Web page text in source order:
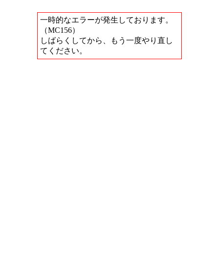
一時的なエラーが発生しております。
（MC156）
しばらくしてから、もう一度やり直し
てください。